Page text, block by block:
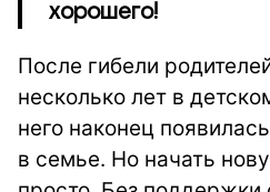
хорошего!
После гибели
несколько лет в
него наконец
в семье. Но начать